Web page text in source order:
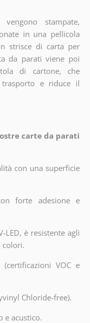
stampate,
in una pellicola
strisce di carta per
da parati viene poi
di cartone, che
trasporto e riduce il
carte da parati
con una superficie
forte adesione e
LED, è resistente agli
colori.
VOC e
Chloride-free).
e acustico.